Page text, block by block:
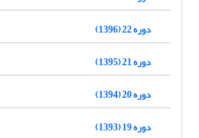
دوره 22 (1396)
دوره 21 (1395)
دوره 20 (1394)
دوره 19 (1393)